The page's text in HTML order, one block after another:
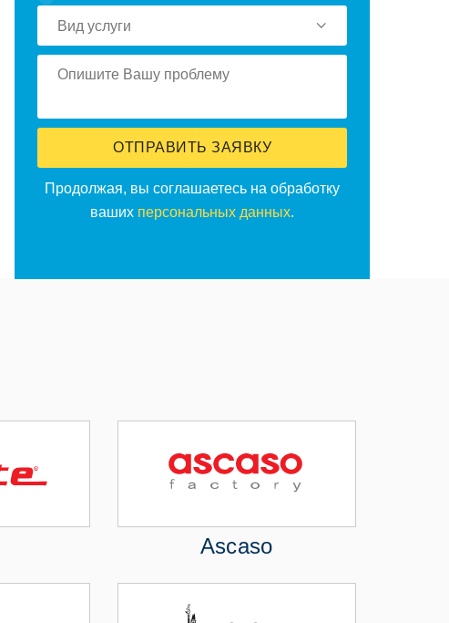
Вид услуги
ОТПРАВИТЬ ЗАЯВКУ
Продолжая, вы соглашаетесь на обработку
ваших персональных данных.
Ascaso